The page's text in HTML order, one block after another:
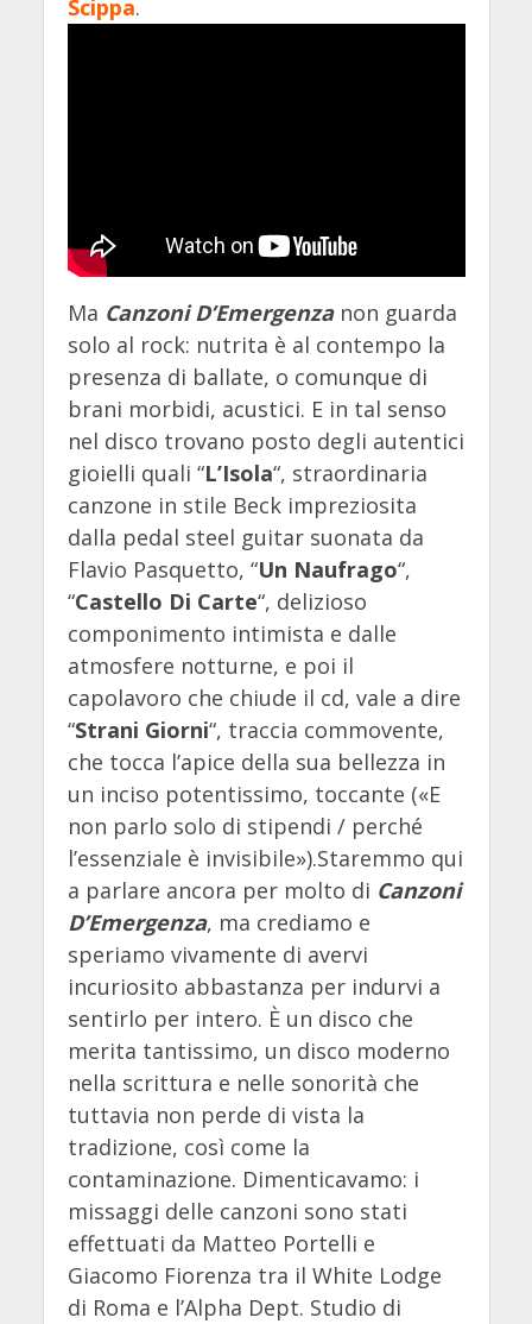
Scippa.
Ma Canzoni D’Emergenzanon guarda
solo al rock: nutrita è al contempo la
presenza di ballate, o comunque di
brani morbidi, acustici. E in tal senso
nel disco trovano posto degli autentici
gioielli quali “L’Isola“, straordinaria
canzone in stile Beck impreziosita
dalla pedal steel guitar suonata da
Flavio Pasquetto, “Un Naufrago“,
“Castello Di Carte“, delizioso
componimento intimista e dalle
atmosfere notturne, e poi il
capolavoro che chiude il cd, vale a dire
“Strani Giorni“, traccia commovente,
che tocca l’apice della sua bellezza in
un inciso potentissimo, toccante («E
non parlo solo di stipendi / perché
l’essenziale è invisibile»).Staremmo qui
a parlare ancora per molto di Canzoni
D’Emergenza, ma crediamo e
speriamo vivamente di avervi
incuriosito abbastanza per indurvi a
sentirlo per intero. È un disco che
merita tantissimo, un disco moderno
nella scrittura e nelle sonorità che
tuttavia non perde di vista la
tradizione, così come la
contaminazione. Dimenticavamo: i
missaggi delle canzoni sono stati
effettuati da Matteo Portelli e
Giacomo Fiorenza tra il White Lodge
di Roma e l’Alpha Dept. Studio di